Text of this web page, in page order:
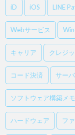
iD iOS LINE
Webサービス
キャリア クレジ
コード決済 サー
ソフトウェア構築メモ
ハードウェア フ